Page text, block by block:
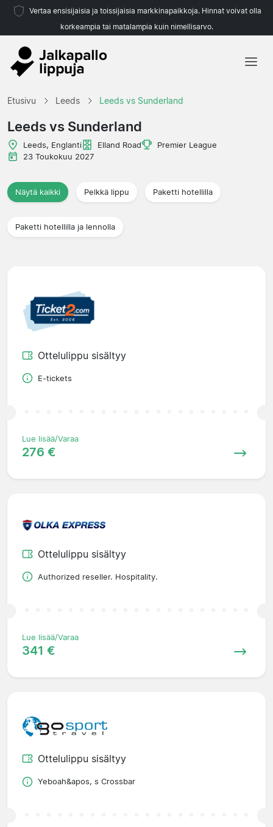
Vertaa ensisijaisia ja toissijaisia markkinapaikkoja. Hinnat voivat olla
korkeampia tai matalampia kuin nimellisarvo.
Etusivu Leeds Leeds vs Sunderland
Leeds vs Sunderland
Leeds, Englanti Elland Road
Premier League
23 Toukokuu 2027
Näytä kaikki Pelkkä lippu Paketti hotellilla
Paketti hotellilla ja lennolla
Ottelulippu sisältyy
E-tickets
Lue lisää/Varaa
276 €
Ottelulippu sisältyy
Authorized reseller. Hospitality.
Lue lisää/Varaa
341 €
Ottelulippu sisältyy
Yeboah&apos, s Crossbar